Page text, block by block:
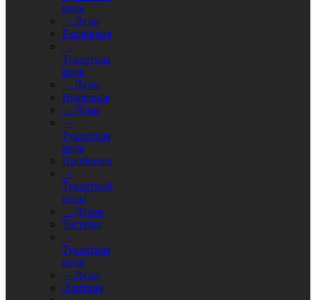
вода
- Духи
Разливная
-
Туалетная
вода
- Духи
Номерная
- Духи
-
Туалетная
вода
Пробники
-
Туалетной
воды
- Духов
Тестеры
-
Туалетная
вода
- Духи
Элитная